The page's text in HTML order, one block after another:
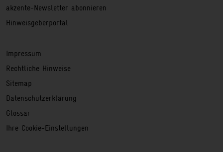
akzente-Newsletter abonnieren
Hinweisgeberportal
Service
Impressum
Rechtliche Hinweise
Sitemap
Datenschutzerklärung
Glossar
Ihre Cookie-Einstellungen